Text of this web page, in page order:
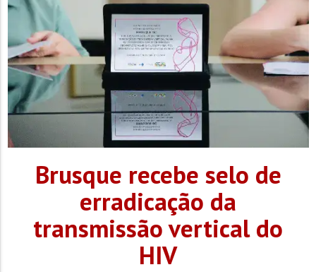
Brusque recebe selo de
erradicação da
transmissão vertical do
HIV